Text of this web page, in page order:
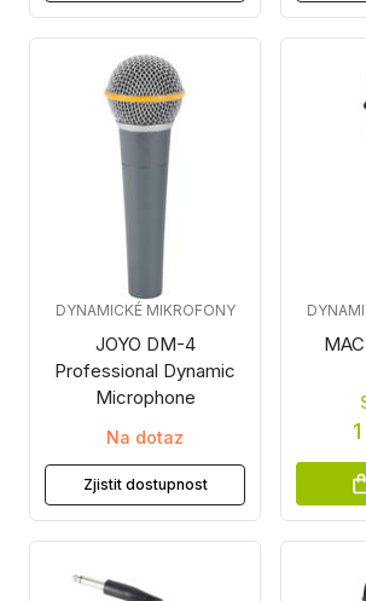
JOYO DM-4
Professional Dynamic
Microphone
DYNAMICKÉ MIKROFONY
Na dotaz
Zjistit dostupnost